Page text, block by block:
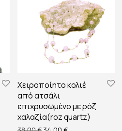
Χειροποίητο κολιέ
από ατσάλι
επιχρυσωμένο με ρόζ
χαλαζία(roz quartz)